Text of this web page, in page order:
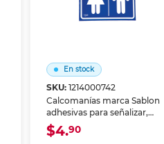
En stock
SKU: 1214000742
Calcomanías marca Sablon
adhesivas para señalizar,
decorar o identificar
superficies. Aplicación rápida
$4.90